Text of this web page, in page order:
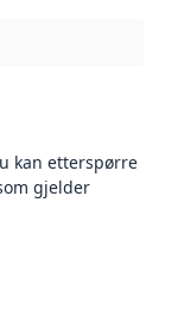
kan etterspørre
gjelder